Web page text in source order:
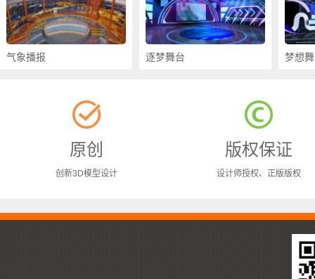
气象播报 逐梦舞台 梦想
原创
创新3D模型设计
版权保证
设计师授权、正版版权